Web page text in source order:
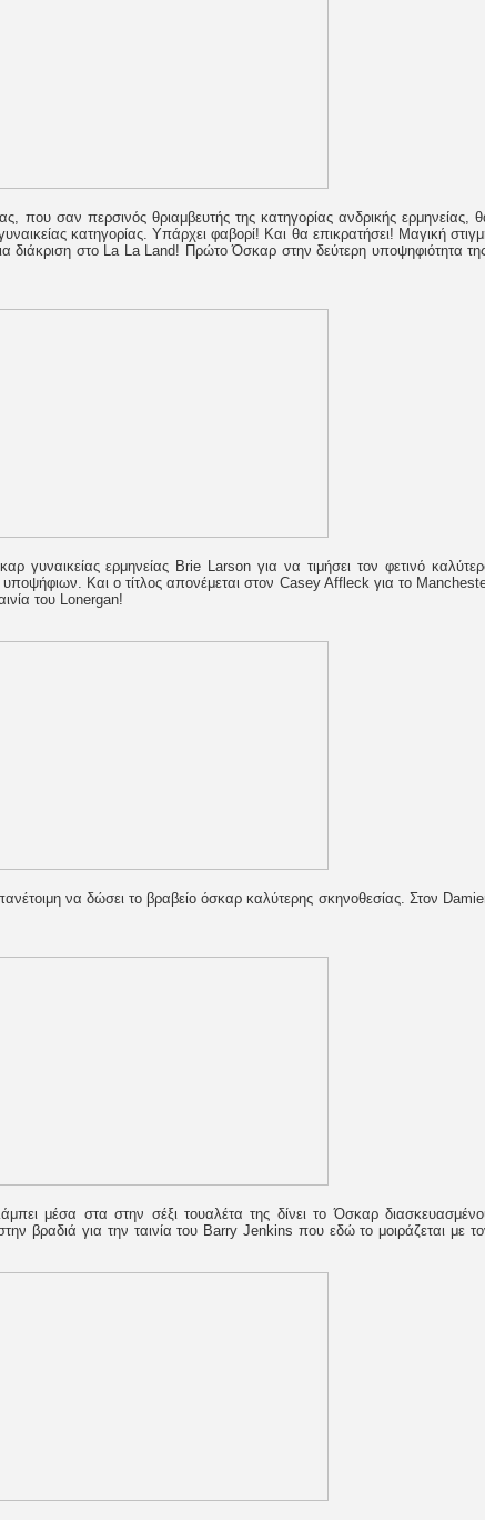
που σαν περσινός θριαμβευτής της κατηγορίας ανδρικής ερμηνείας,
γυναικείας κατηγορίας. Υπάρχει φαβορί! Και θα επικρατήσει! Μαγική
διάκριση στο La La Land! Πρώτο Όσκαρ στην δεύτερη υποψηφιότητα
γυναικείας ερμηνείας Brie Larson για να τιμήσει τον φετινό
Και ο τίτλος απονέμεται στον Casey Affleck για το
του Lonergan!
να δώσει το βραβείο όσκαρ καλύτερης σκηνοθεσίας. Στον
μέσα στα στην σέξι τουαλέτα της δίνει το Όσκαρ
βραδιά για την ταινία του Barry Jenkins που εδώ το μοιράζεται με